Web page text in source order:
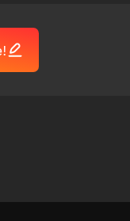
in speciaal